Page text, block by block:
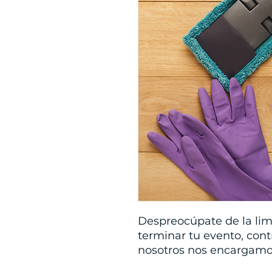
Despreocúpate de la
terminar tu evento,
nosotros nos